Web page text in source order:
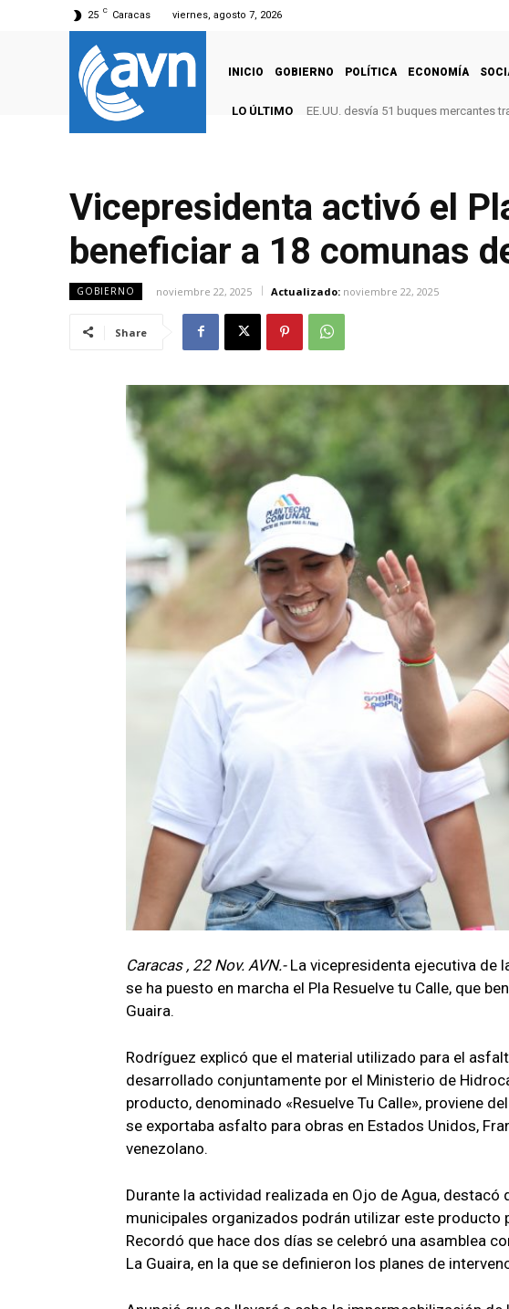
25 C Caracas viernes, agosto 7, 2026
INICIO GOBIERNO POLÍTICA ECONOMÍA
LO ÚLTIMO EE.UU. desvía 51 buques mercantes
Vicepresidenta activó el
beneficiar a 18 comunas
GOBIERNO noviembre 22, 2025 Actualizado: noviembre 22, 2025
Share
Caracas , 22 Nov. AVN.- La vicepresidenta ejecutiva de
se ha puesto en marcha el Pla Resuelve tu Calle, que
Guaira.
Rodríguez explicó que el material utilizado para el
desarrollado conjuntamente por el Ministerio de
producto, denominado «Resuelve Tu Calle», proviene
se exportaba asfalto para obras en Estados Unidos,
venezolano.
Durante la actividad realizada en Ojo de Agua,
municipales organizados podrán utilizar este producto
Recordó que hace dos días se celebró una asamblea
La Guaira, en la que se definieron los planes de